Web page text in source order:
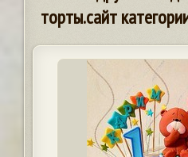
торты.сайт